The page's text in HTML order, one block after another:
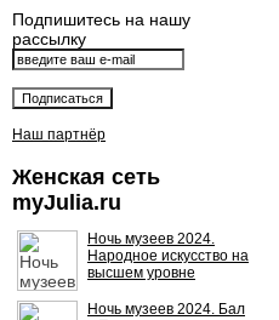
Подпишитесь на нашу
рассылку
Наш партнёр
Женская сеть
myJulia.ru
Ночь музеев 2024.
Народное искусство на
высшем уровне
Ночь музеев 2024. Бал